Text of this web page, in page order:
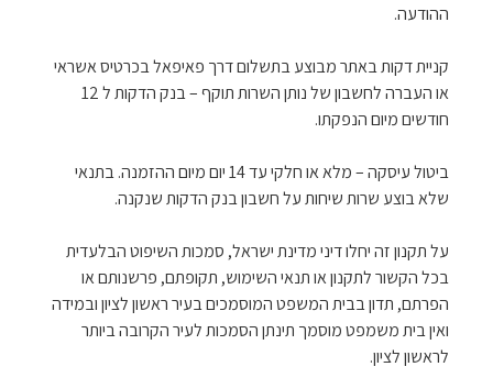
ההודעה.
קניית דקות באתר מבוצע בתשלום דרך פאיפאל בכרטיס אשראי
או העברה לחשבון של נותן השרות תוקף – בנק הדקות ל 12
חודשים מיום הנפקתו.
ביטול עיסקה – מלא או חלקי עד 14 יום מיום ההזמנה. בתנאי
שלא בוצע שרות שיחות על חשבון בנק הדקות שנקנה.
על תקנון זה יחלו דיני מדינת ישראל, סמכות השיפוט הבלעדית
בכל הקשור לתקנון או תנאי השימוש, תקופתם, פרשנותם או
הפרתם, תדון בבית המשפט המוסמכים בעיר ראשון לציון ובמידה
ואין בית משמפט מוסמך תינתן הסמכות לעיר הקרובה ביותר
לראשון לציון.